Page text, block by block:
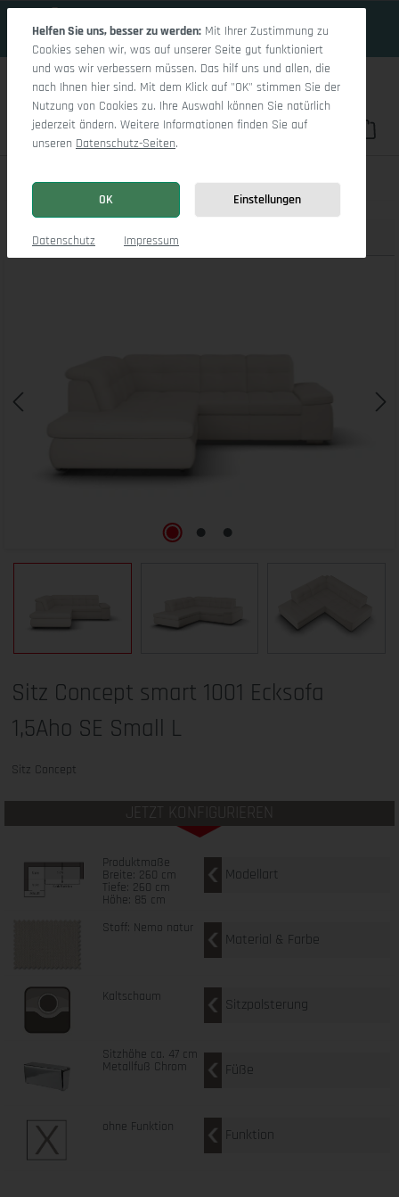
Du hast 0
Sitz Concept smart 1001 Ecksofa 1,5Aho SE Small L
Produktbilder
Sitz Concept smart 1001 Ecksofa
1,5Aho SE Small L
Sitz Concept
JETZT KONFIGURIEREN
Produktmaße
Breite: 260 cm
Tiefe: 260 cm
Höhe: 85 cm
Modellart
Stoff: Nemo natur
Material & Farbe
Kaltschaum Sitzpolsterung
Sitzhöhe ca. 47 cm
Metallfuß Chrom Füße
ohne Funktion Funktion
Helfen Sie uns, besser zu werden: Mit Ihrer Zustimmung zu
Cookies sehen wir, was auf unserer Seite gut funktioniert
und was wir verbessern müssen. Das hilf uns und allen, die
nach Ihnen hier sind. Mit dem Klick auf "OK" stimmen Sie der
Nutzung von Cookies zu. Ihre Auswahl können Sie natürlich
jederzeit ändern. Weitere Informationen finden Sie auf
unseren Datenschutz-Seiten.
OK Einstellungen
Datenschutz Impressum